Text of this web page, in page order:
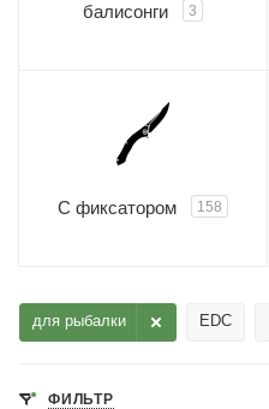
балисонги
3
С фиксатором 158
EDC
для рыбалки
ФИЛЬТР